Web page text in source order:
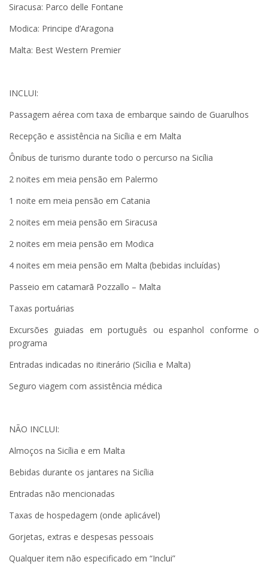
Siracusa: Parco delle Fontane
Modica: Principe d’Aragona
Malta: Best Western Premier
INCLUI:
Passagem aérea com taxa de embarque saindo de Guarulhos
Recepção e assistência na Sicília e em Malta
Ônibus de turismo durante todo o percurso na Sicília
2 noites em meia pensão em Palermo
1 noite em meia pensão em Catania
2 noites em meia pensão em Siracusa
2 noites em meia pensão em Modica
4 noites em meia pensão em Malta (bebidas incluídas)
Passeio em catamarã Pozzallo – Malta
Taxas portuárias
Excursões guiadas em português ou espanhol conforme o
programa
Entradas indicadas no itinerário (Sicília e Malta)
Seguro viagem com assistência médica
NÃO INCLUI:
Almoços na Sicília e em Malta
Bebidas durante os jantares na Sicília
Entradas não mencionadas
Taxas de hospedagem (onde aplicável)
Gorjetas, extras e despesas pessoais
Qualquer item não especificado em “Inclui”